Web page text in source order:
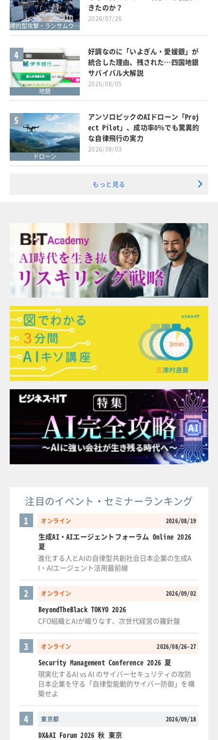
標的型攻撃・ランサムウェア対策
きたのか？
2026/07/26
4
地銀
好調なのに「いよぎん・愛媛銀」が
統合した理由、残された…四国地銀
サバイバル大解説
2026/08/05
5
ドローン
アンソロピックのAIドローン「Proj
ect Pilot」、成功率0％でも驚異的
な自律飛行の実力
2026/08/03
もっと見る
注目のイベント・セミナーランキング
オンライン 2026/08/19
1
生成AI・AIエージェントフォーラム Online 2026
夏
進化する人とAIの自律型共創社会日本企業の生成A
I・AIエージェント活用最前線
オンライン 2026/09/02
2
BeyondTheBlack TOKYO 2026
CFO組織とAIが織りなす、次世代経営の羅針盤
オンライン 2026/08/26-27
3
Security Management Conference 2026 夏
現実化するAI vs AI のサイバーセキュリティの攻防
日本企業を守る「自律型能動的サイバー防御」を構
築せよ
東京都 2026/09/18
4
DX&AI Forum 2026 秋 東京